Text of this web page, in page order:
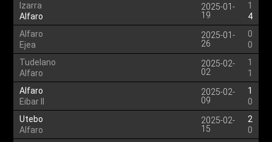
Izarra
Alfaro
2025-01-
19
1
4
Alfaro
Ejea
2025-01-
26
0
0
Tudelano
Alfaro
2025-02-
02
1
1
Alfaro
Eibar II
2025-02-
09
1
0
Utebo
Alfaro
2025-02-
15
2
0